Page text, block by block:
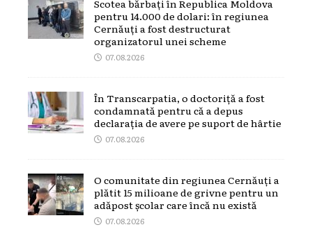
Scotea bărbați în Republica Moldova
pentru 14.000 de dolari: în regiunea
Cernăuți a fost destructurat
organizatorul unei scheme
07.08.2026
În Transcarpatia, o doctoriță a fost
condamnată pentru că a depus
declarația de avere pe suport de hârtie
07.08.2026
O comunitate din regiunea Cernăuți a
plătit 15 milioane de grivne pentru un
adăpost școlar care încă nu există
07.08.2026